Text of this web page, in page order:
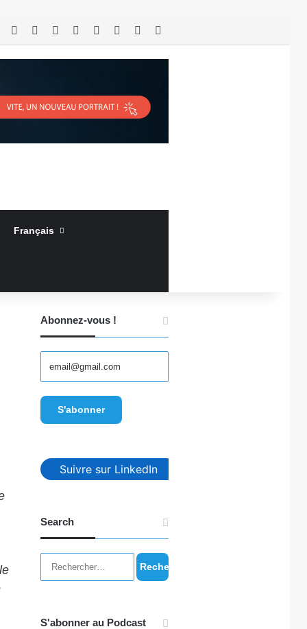
RSS Facebook LinkedinYouTubeConnexionArticle Aléatoire
Français
Abonnez-vous !
Suivre sur LinkedIn
Search
Rechercher :
S'abonner au Podcast